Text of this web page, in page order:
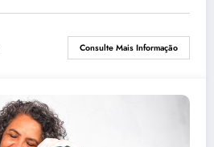
Consulte Mais Informação